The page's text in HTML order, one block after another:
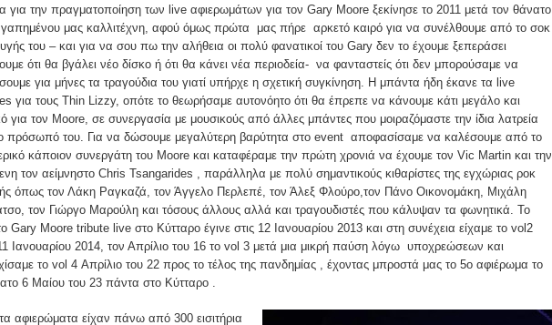
για την πραγματοποίηση των live αφιερωμάτων για τον Gary Moore ξεκίνησε το 2011 μετά τον θάνατο
μας καλλιτέχνη, αφού όμως πρώτα μας πήρε αρκετό καιρό για να συνέλθουμε από το σοκ
του – και για να σου πω την αλήθεια οι πολύ φανατικοί του Gary δεν το έχουμε ξεπεράσει
ότι θα βγάλει νέο δίσκο ή ότι θα κάνει νέα περιοδεία- να φανταστείς ότι δεν μπορούσαμε να
για μήνες τα τραγούδια του γιατί υπήρχε η σχετική συγκίνηση. Η μπάντα ήδη έκανε τα live
για τους Thin Lizzy, οπότε το θεωρήσαμε αυτονόητο ότι θα έπρεπε να κάνουμε κάτι μεγάλο και
για τον Moore, σε συνεργασία με μουσικούς από άλλες μπάντες που μοιραζόμαστε την ίδια λατρεία
πρόσωπό του. Για να δώσουμε μεγαλύτερη βαρύτητα στο event αποφασίσαμε να καλέσουμε από το
κάποιον συνεργάτη του Moore και καταφέραμε την πρώτη χρονιά να έχουμε τον Vic Martin και την
τον αείμνηστο Chris Tsangarides , παράλληλα με πολύ σημαντικούς κιθαρίστες της εγχώριας ροκ
όπως τον Λάκη Ραγκαζά, τον Άγγελο Περλεπέ, τον Άλεξ Φλούρο,τον Πάνο Οικονομάκη, Μιχάλη
τον Γιώργο Μαρούλη και τόσους άλλους αλλά και τραγουδιστές που κάλυψαν τα φωνητικά. Το
Gary Moore tribute live στο Κύτταρο έγινε στις 12 Ιανουαρίου 2013 και στη συνέχεια είχαμε το vol2
Ιανουαρίου 2014, τον Απρίλιο του 16 το vol 3 μετά μια μικρή παύση λόγω υποχρεώσεων και
το vol 4 Απρίλιο του 22 προς το τέλος της πανδημίας , έχοντας μπροστά μας το 5ο αφιέρωμα το
6 Μαίου του 23 πάντα στο Κύτταρο .
αφιερώματα είχαν πάνω από 300 εισιτήρια